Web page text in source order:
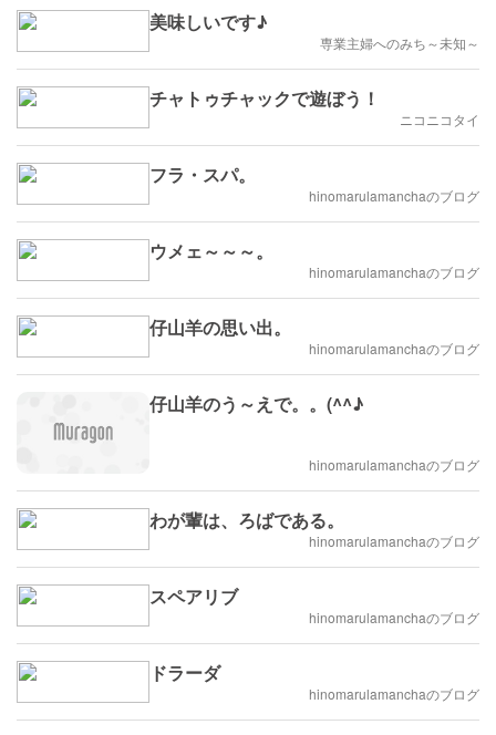
美味しいです♪
専業主婦へのみち～未知～
チャトゥチャックで遊ぼう！
ニコニコタイ
フラ・スパ。
hinomarulamanchaのブログ
ウメェ～～～。
hinomarulamanchaのブログ
仔山羊の思い出。
hinomarulamanchaのブログ
仔山羊のう～えで。。(^^♪
hinomarulamanchaのブログ
わが輩は、ろばである。
hinomarulamanchaのブログ
スペアリブ
hinomarulamanchaのブログ
ドラーダ
hinomarulamanchaのブログ